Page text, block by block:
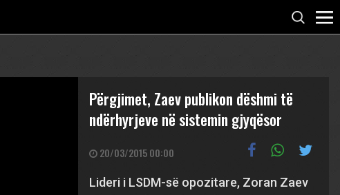
Përgjimet, Zaev publikon dëshmi të
ndërhyrjeve në sistemin gjyqësor
20/03/2015 00:00
Lideri i LSDM-së opozitare, Zoran Zaev